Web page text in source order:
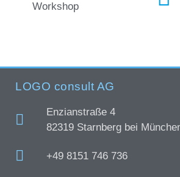
Workshop
LOGO consult AG
Enzianstraße 4
82319 Starnberg bei
+49 8151 746 736